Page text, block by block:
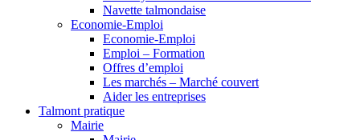
Navette talmondaise
Economie-Emploi
Economie-Emploi
Emploi – Formation
Offres d’emploi
Les marchés – Marché couvert
Aider les entreprises
Talmont pratique
Mairie